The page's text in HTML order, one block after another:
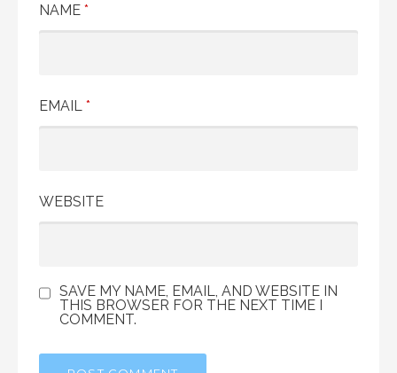
NAME *
EMAIL *
WEBSITE
SAVE MY NAME, EMAIL, AND WEBSITE IN
THIS BROWSER FOR THE NEXT TIME I
COMMENT.